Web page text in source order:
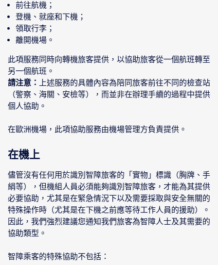
前往航機；
登機、就座和下機；
領取行李；
離開機場。
此項服務同時向轉機旅客提供，以協助旅客從一個航班轉至
請注意： 上述服務的具體內容為陪同旅客前往不同的檢查站
（警察、海關、安檢等），而並非在辦理手續的過程中提供
個人協助。
在歐洲機場，此項協助服務由機場管理方負責提供。
在機上
儘管沒有任何用於識別智障旅客的「實物」標識（胸牌、手
絹等），但機組人員必須能夠識別智障旅客，才能為其提供
必要協助，尤其是在緊急情況下以及需要採取與安全無關的
特殊操作時（尤其是在下機之前應等待工作人員的援助）。
因此，我們強烈建議您通知我們旅客為智障人士及其需要的
協助類型。
智障乘客的特殊協助不包括：